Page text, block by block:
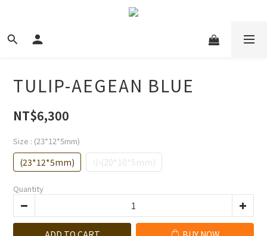
TULIP-AEGEAN BLUE
NT$6,300
Size : (23*12*5mm)
(23*12*5mm) 小(20*10*5mm)
Quantity